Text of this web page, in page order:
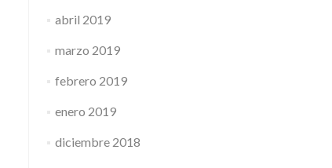
abril 2019
marzo 2019
febrero 2019
enero 2019
diciembre 2018